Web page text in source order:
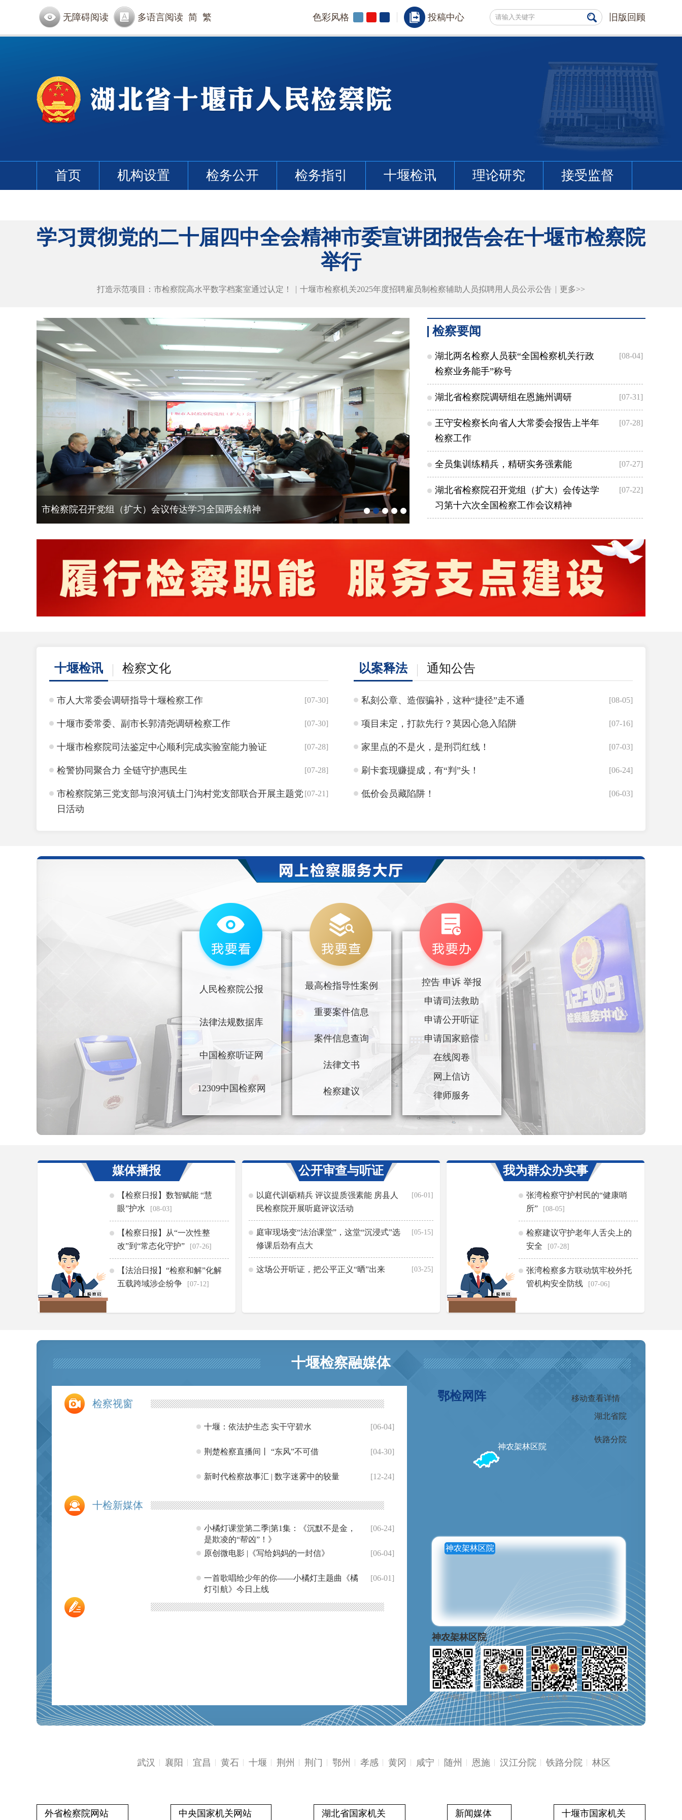
无障碍阅读 多语言阅读 简 繁 色彩风格 投稿中心 旧版回顾
首页 机构设置 检务公开 检务指引 十堰检讯 理论研究 接受监督
学习贯彻党的二十届四中全会精神市委宣讲团报告会在十堰市检察院
举行
打造示范项目：市检察院高水平数字档案室通过认定！ 十堰市检察机关2025年度招聘雇员制检察辅助人员拟聘用人员公示公告 更多>>
省检察院调研组来堰调研指导检察工作 以党的创新理论说办案、讲工作 | 十堰检察这场“融党建”展示精彩
检察要闻
[08-04]
湖北两名检察人员获“全国检察机关行政
检察业务能手”称号
[07-31]
湖北省检察院调研组在恩施州调研
[07-28]
王守安检察长向省人大常委会报告上半年
检察工作
[07-27]
全员集训练精兵，精研实务强素能
[07-22]
湖北省检察院召开党组（扩大）会传达学
习第十六次全国检察工作会议精神
十堰检讯 检察文化
[07-30]
市人大常委会调研指导十堰检察工作
[07-30]
十堰市委常委、副市长郭清尧调研检察工作
[07-28]
十堰市检察院司法鉴定中心顺利完成实验室能力验证
[07-28]
检警协同聚合力 全链守护惠民生
[07-21]
市检察院第三党支部与浪河镇土门沟村党支部联合开展主题党
日活动
以案释法 通知公告
[08-05]
私刻公章、造假骗补，这种“捷径”走不通
[07-16]
项目未定，打款先行？莫因心急入陷阱
[07-03]
家里点的不是火，是刑罚红线！
[06-24]
刷卡套现赚提成，有“判”头！
[06-03]
低价会员藏陷阱！
人民检察院公报
法律法规数据库
中国检察听证网
12309中国检察网
最高检指导性案例
重要案件信息
案件信息查询
法律文书
检察建议
控告 申诉 举报
申请司法救助
申请公开听证
申请国家赔偿
在线阅卷
网上信访
律师服务
媒体播报
【检察日报】数智赋能 “慧
眼”护水
[08-03]
【检察日报】从“一次性整
改”到“常态化守护”
[07-26]
【法治日报】“检察和解”化解
五载跨域涉企纷争
[07-12]
公开审查与听证
[06-01]
以庭代训砺精兵 评议提质强素能 房县人
民检察院开展听庭评议活动
[05-15]
庭审现场变“法治课堂”，这堂“沉浸式”选
修课后劲有点大
[03-25]
这场公开听证，把公平正义“晒”出来
我为群众办实事
张湾检察守护村民的“健康哨
所”
[08-05]
检察建议守护老年人舌尖上的
安全
[07-28]
张湾检察多方联动筑牢校外托
管机构安全防线
[07-06]
十堰检察融媒体
检察视窗
[06-04]
十堰：依法护生态 实干守碧水
[04-30]
荆楚检察直播间丨 “东风”不可借
[12-24]
新时代检察故事汇 | 数字迷雾中的较量
十检新媒体
[06-24]
小橘灯课堂第二季|第1集：《沉默不是金，
是欺凌的“帮凶”！》
[06-04]
原创微电影 |《写给妈妈的一封信》
[06-01]
一首歌唱给少年的你——小橘灯主题曲《橘
灯引航》今日上线
移动查看详情
鄂检网阵
湖北省院
铁路分院
湖北省院
湖北省院
门户网站 微信公众号 官方微博 头条号
武汉 襄阳 宜昌 黄石 十堰 荆州 荆门 鄂州 孝感 黄冈 咸宁 随州 恩施 汉江分院 铁路分院 林区
外省检察院网站 中央国家机关网站 湖北省国家机关 新闻媒体 十堰市国家机关